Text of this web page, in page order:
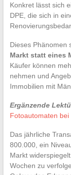
Konkret lässt sich
DPE, die sich in
Dieses Phänomen
Markt statt eines
Käufer können
nehmen und
Immobilien mit
Ergänzende
Fotoautomaten
Das jährliche
800.000, ein
Markt
Wochen zu